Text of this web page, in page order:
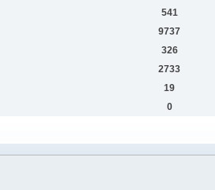
541
9737
326
2733
19
0